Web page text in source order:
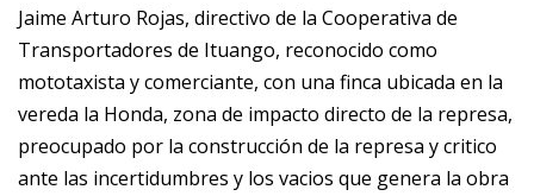
Jaime Arturo Rojas, directivo de la Cooperativa de
Transportadores de Ituango, reconocido como
mototaxista y comerciante, con una finca ubicada en la
vereda la Honda, zona de impacto directo de la represa,
preocupado por la construcción de la represa y critico
ante las incertidumbres y los vacios que genera la obra